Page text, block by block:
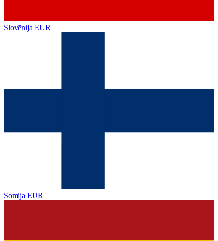
Slovēnija EUR
Somija EUR